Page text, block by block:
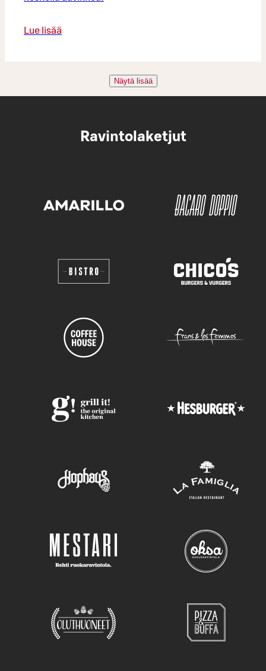
Lue lisää
Näytä lisää
Ravintolaketjut